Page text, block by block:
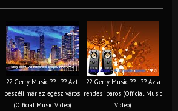
?? Gerry Music ?? - ?? Azt
beszéli már az egész város
(Official Music Video)
?? Gerry Music ?? - ?? Az a
rendes iparos (Official Music
Video)